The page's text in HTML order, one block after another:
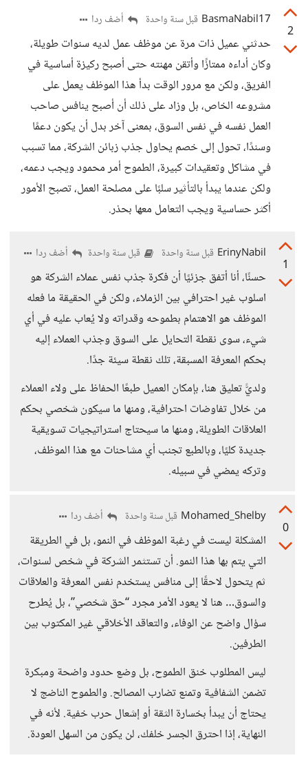
2
BasmaNabil17 قبل سنة واحدة أضف ردا
حدثني عميل ذات مرة عن موظف عمل لديه سنوات طويلة،
وكان أداءه ممتازًا وأتقن مهنته حتى أصبح ركيزة أساسية في
الفريق، ولكن مع مرور الوقت بدأ هذا الموظف يعمل على
مشروعه الخاص، بل وزاد على ذلك أن أصبح ينافس صاحب
العمل نفسه في نفس السوق، بمعنى آخر بدل أن يكون دعمًا
وسندًا، تحول إلى خصم يحاول جذب زبائن الشركة، مما تسبب
في مشاكل وتعقيدات كبيرة، الطموح أمر محمود ويجب دعمه،
ولكن عندما يبدأ بالتأثير سلبًا على مصلحة العمل، تصبح الأمور
أكثر حساسية ويجب التعامل معها بحذر.
1
ErinyNabil قبل سنة واحدة قبل سنة واحدة أضف ردا
حسنًا، أنا أتفق جزئيًا أن فكرة جذب نفس عملاء الشركة هو
اسلوب غير احترافي بين الزملاء، ولكن في الحقيقة ما فعله
الموظف هو الاهتمام بطموحه وقدراته ولا يُعاب عليه في أي
شيء، سوى نقطة التحايل على السوق وجذب العملاء إليه
بحكم المعرفة المسبقة، تلك نقطة سيئة جدًا.
ولديًّ تعليق هنا، بإمكان العميل طبعًا الحفاظ على ولاء العملاء
من خلال تفاوضات احترافية، ومنها ما سيكون شخصي بحكم
العلاقات الطويلة، ومنها ما سيحتاج استراتيجيات تسويقية
جديدة كليًا، وبالطبع تجنب أي مشاحنات مع هذا الموظف،
وتركه يمضي في سبيله.
0
Mohamed_Shelby قبل سنة واحدة أضف ردا
المشكلة ليست في رغبة الموظف في النمو، بل في الطريقة
التي يتم بها هذا النمو. أن تستثمر الشركة في شخص لسنوات،
ثم يتحول لاحقًا إلى منافس يستخدم نفس المعرفة والعلاقات
والسوق… هنا لا يعود الأمر مجرد “حق شخصي”، بل يُطرح
سؤال واضح عن الوفاء، والتعاقد الأخلاقي غير المكتوب بين
الطرفين.
ليس المطلوب خنق الطموح، بل وضع حدود واضحة ومبكرة
تضمن الشفافية وتمنع تضارب المصالح. والطموح الناضج لا
يحتاج أن يبدأ بخسارة الثقة أو إشعال حرب خفية. لأنه في
النهاية، إذا احترق الجسر خلفك، لن يكون من السهل العودة.